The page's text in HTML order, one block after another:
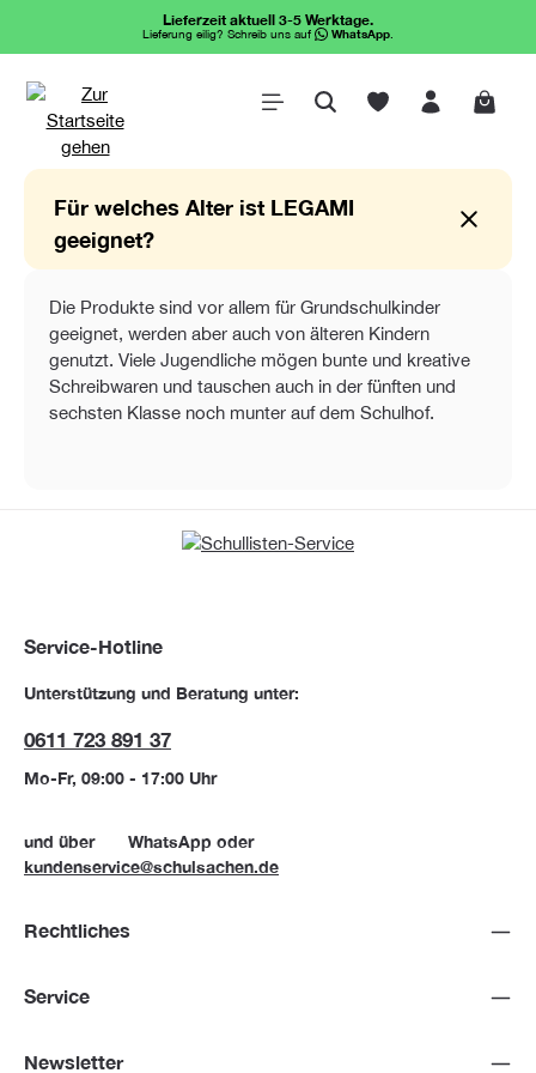
Lieferzeit aktuell 3-5 Werktage.
Lieferung eilig? Schreib uns auf WhatsApp.
Für welches Alter ist LEGAMI
geeignet?
Die Produkte sind vor allem für Grundschulkinder
geeignet, werden aber auch von älteren Kindern
genutzt. Viele Jugendliche mögen bunte und kreative
Schreibwaren und tauschen auch in der fünften und
sechsten Klasse noch munter auf dem Schulhof.
Service-Hotline
Unterstützung und Beratung unter:
0611 723 891 37
Mo-Fr, 09:00 - 17:00 Uhr
und über WhatsApp oder
kundenservice@schulsachen.de
Rechtliches
Service
Newsletter